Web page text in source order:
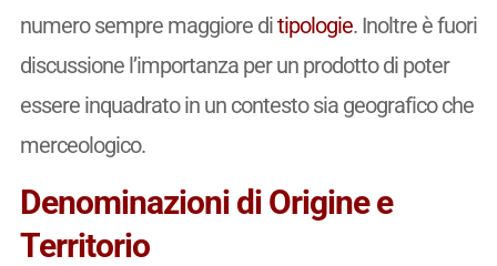
numero sempre maggiore ditipologie. Inoltre è fuori
discussione l’importanza per un prodotto di poter
essere inquadrato in un contesto sia geografico che
merceologico.
Denominazioni di Origine e
Territorio